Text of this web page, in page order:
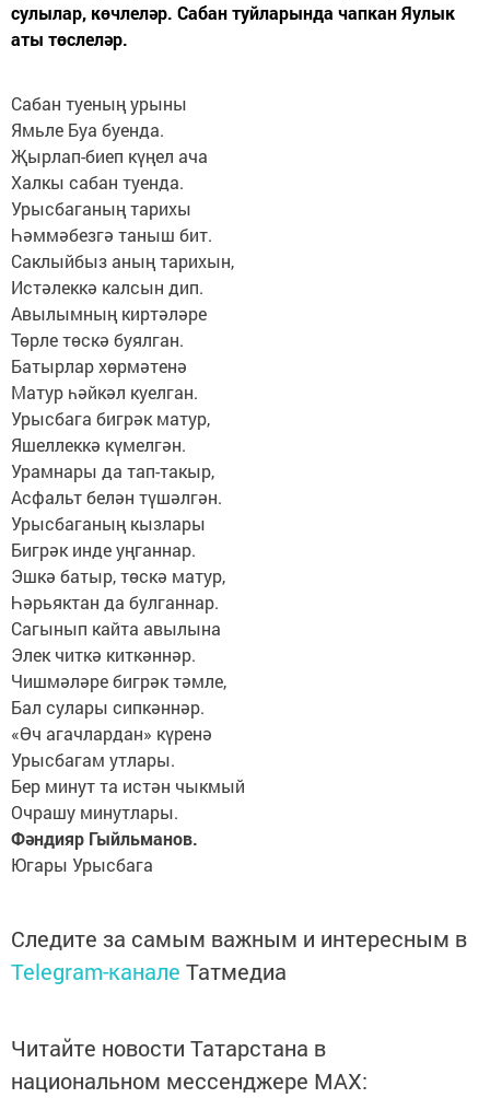
сулылар, көчлеләр. Сабан туйларында чапкан Яулык
аты төслеләр.
Сабан туеның урыны
Ямьле Буа буенда.
Җырлап-биеп күңел ача
Халкы сабан туенда.
Урысбаганың тарихы
Һәммәбезгә таныш бит.
Саклыйбыз аның тарихын,
Истәлеккә калсын дип.
Авылымның киртәләре
Төрле төскә буялган.
Батырлар хөрмәтенә
Матур һәйкәл куелган.
Урысбага бигрәк матур,
Яшеллеккә күмелгән.
Урамнары да тап-такыр,
Асфальт белән түшәлгән.
Урысбаганың кызлары
Бигрәк инде уңганнар.
Эшкә батыр, төскә матур,
Һәрьяктан да булганнар.
Сагынып кайта авылына
Элек читкә киткәннәр.
Чишмәләре бигрәк тәмле,
Бал сулары сипкәннәр.
«Өч агачлардан» күренә
Урысбагам утлары.
Бер минут та истән чыкмый
Очрашу минутлары.
Фәндияр Гыйльманов.
Югары Урысбага
Следите за самым важным и интересным в
Telegram-канале Татмедиа
Читайте новости Татарстана в
национальном мессенджере MАХ: